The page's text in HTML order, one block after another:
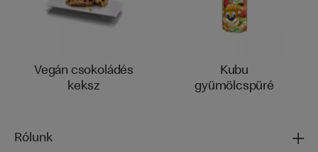
Vegán csokoládés
keksz
Kubu
gyümölcspüré
Rólunk